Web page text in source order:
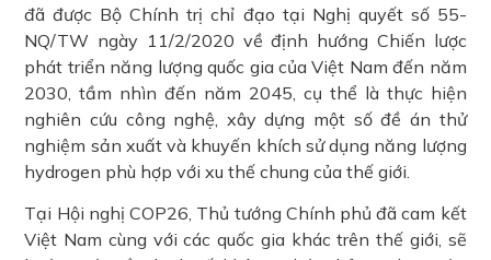
đã được Bộ Chính trị chỉ đạo tại Nghị quyết số 55-
NQ/TW ngày 11/2/2020 về định hướng Chiến lược
phát triển năng lượng quốc gia của Việt Nam đến năm
2030, tầm nhìn đến năm 2045, cụ thể là thực hiện
nghiên cứu công nghệ, xây dựng một số đề án thử
nghiệm sản xuất và khuyến khích sử dụng năng lượng
hydrogen phù hợp với xu thế chung của thế giới.
Tại Hội nghị COP26, Thủ tướng Chính phủ đã cam kết
Việt Nam cùng với các quốc gia khác trên thế giới, sẽ